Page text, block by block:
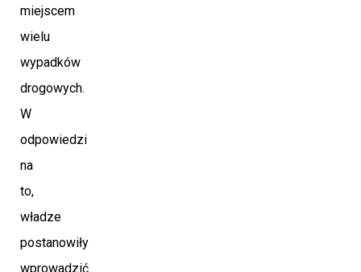
miejscem
wielu
wypadków
drogowych.
W
odpowiedzi
na
to,
władze
postanowiły
wprowadzić